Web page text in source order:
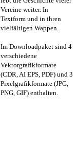
Vereine weiter. In
Textform und in ihren
vielfältigen Wappen.
Im Downloadpaket sind 4
verschiedene
Vektorgrafikformate
(CDR, AI EPS, PDF) und 3
Pixelgrafikformate (JPG,
PNG, GIF) enthalten.